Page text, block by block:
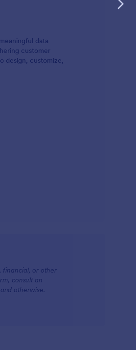
data
customer
design, customize,
financial, or other
consult an
otherwise.